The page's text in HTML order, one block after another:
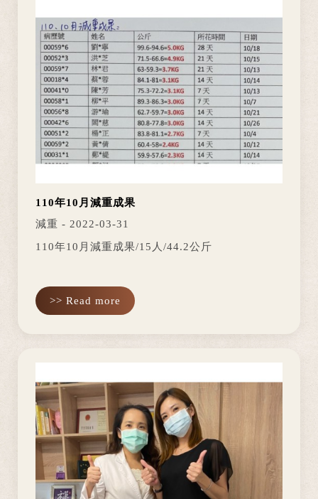
110年10月減重成果
減重 - 2022-03-31
110年10月減重成果/15人/44.2公斤
>> Read more